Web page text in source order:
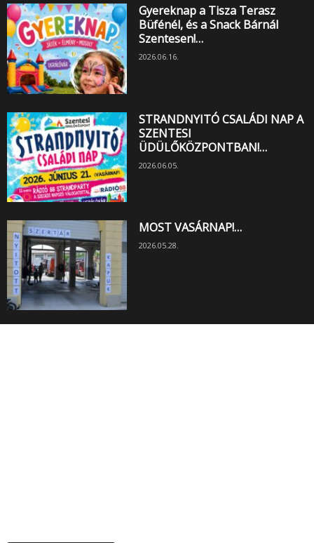
Gyereknap a Tisza Terasz
Büfénél, és a Snack Bárnál
Szentesen!…
2026.06.16.
STRANDNYITÓ CSALÁDI NAP A
SZENTESI
ÜDÜLŐKÖZPONTBAN!…
2026.06.05.
MOST VASÁRNAP!…
2026.05.28.